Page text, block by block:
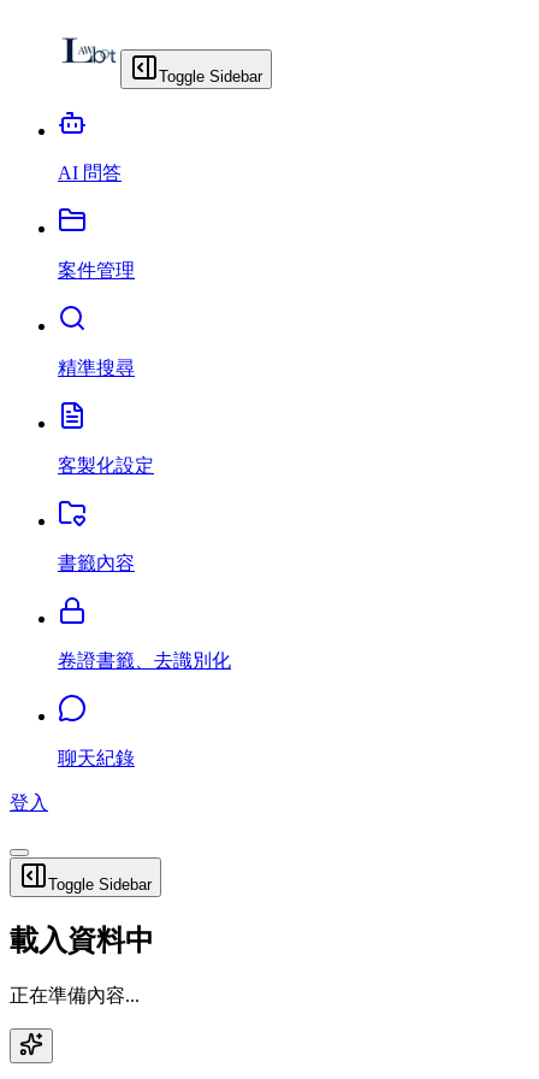
Toggle Sidebar
AI 問答
案件管理
精準搜尋
客製化設定
書籤內容
卷證書籤、去識別化
聊天紀錄
登入
Toggle Sidebar
載入資料中
正在準備內容...